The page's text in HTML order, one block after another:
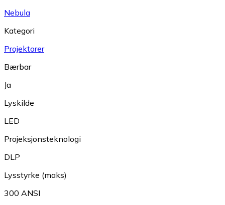
Nebula
Kategori
Projektorer
Bærbar
Ja
Lyskilde
LED
Projeksjonsteknologi
DLP
Lysstyrke (maks)
300 ANSI